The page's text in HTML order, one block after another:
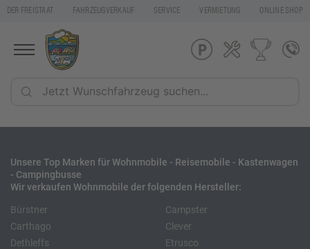
DER FREISTAAT FAHRZEUGVERKAUF SERVICE VERMIETUNG ONLINE SHOP
Unsere Top Marken für Wohnmobile - Reisemobile - Kastenwagen
- Campingbusse
Wir verkaufen Wohnmobile der folgenden Hersteller:
Bürstner
Carthago
Dethleffs
Campster
Clever
Etrusco